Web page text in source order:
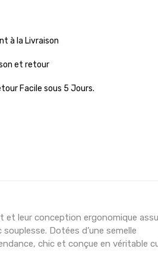
à la Livraison
et retour
Facile sous 5 Jours.
et leur conception ergonomique
Dotées d’une semelle
chic et conçue en véritable